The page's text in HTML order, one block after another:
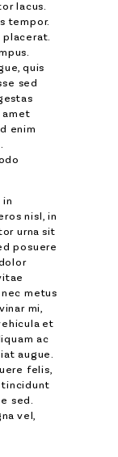
lacus.
tempor.
placerat.
quis
sed
amet
enim
in
nisl, in
urna sit
posuere
metus
mi,
et
ac
augue.
felis,
tincidunt
sed.
vel,